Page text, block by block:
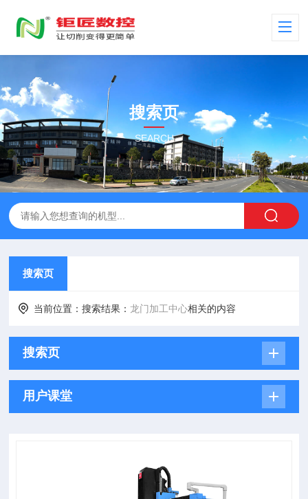
搜索页
SEARCH
搜索页
当前位置：搜索结果： 龙门加工中心相关的内容
搜索页
用户课堂